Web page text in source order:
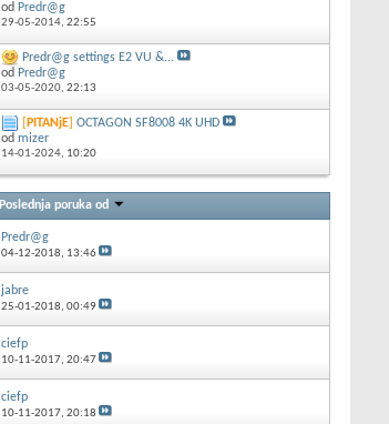
od Predr@g
29-05-2014, 22:55
Predr@g settings E2 VU &...
od Predr@g
03-05-2020, 22:13
PITANjE] OCTAGON SF8008 4K UHD
od mizer
14-01-2024, 10:20
Poslednja poruka od
Predr@g
04-12-2018, 13:46
jabre
25-01-2018, 00:49
ciefp
10-11-2017, 20:47
ciefp
10-11-2017, 20:18